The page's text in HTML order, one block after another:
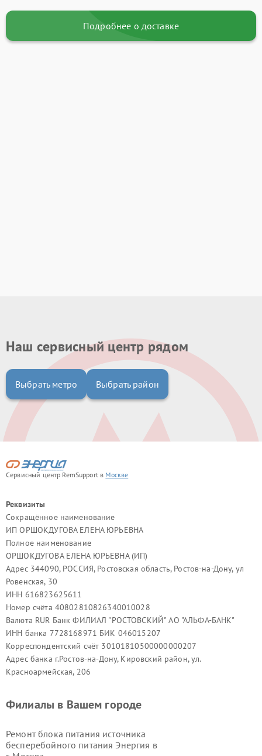
Подробнее о доставке
Наш сервисный центр рядом
Выбрать метро Выбрать район
Сервисный центр RemSupport в Москве
Реквизиты
Сокращённое наименование
ИП ОРШОКДУГОВА ЕЛЕНА ЮРЬЕВНА
Полное наименование
ОРШОКДУГОВА ЕЛЕНА ЮРЬЕВНА (ИП)
Адрес 344090, РОССИЯ, Ростовская область, Ростов-на-Дону, ул
Ровенская, 30
ИНН 616823625611
Номер счёта 40802810826340010028
Валюта RUR Банк ФИЛИАЛ "РОСТОВСКИЙ" АО "АЛЬФА-БАНК"
ИНН банка 7728168971 БИК 046015207
Корреспондентский счёт 30101810500000000207
Адрес банка г.Ростов-на-Дону, Кировский район, ул.
Красноармейская, 206
Филиалы в Вашем городе
Ремонт блока питания источника
бесперебойного питания Энергия в